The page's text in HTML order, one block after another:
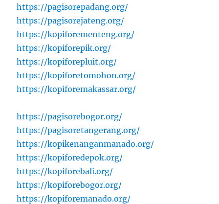
https://pagisorepadang.org/
https://pagisorejateng.org/
https://kopiforementeng.org/
https://kopiforepik.org/
https://kopiforepluit.org/
https://kopiforetomohon.org/
https://kopiforemakassar.org/
https://pagisorebogor.org/
https://pagisoretangerang.org/
https://kopikenanganmanado.org/
https://kopiforedepok.org/
https://kopiforebali.org/
https://kopiforebogor.org/
https://kopiforemanado.org/